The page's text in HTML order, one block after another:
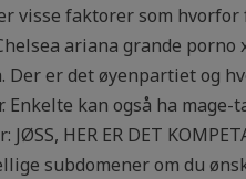
visse faktorer som
ariana grande
Der er det øyenpartiet og
Enkelte kan også ha
JØSS, HER ER DET
subdomener om du